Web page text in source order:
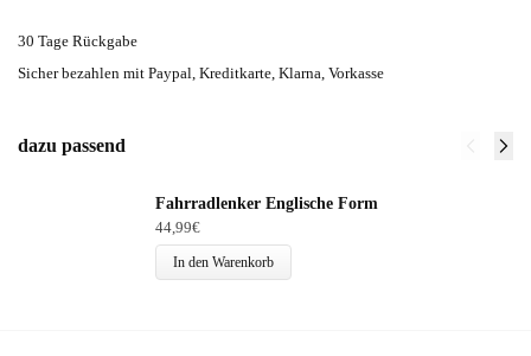
30 Tage Rückgabe
Sicher bezahlen mit Paypal, Kreditkarte, Klarna, Vorkasse
dazu passend
Fahrradlenker Englische Form
44,99€
In den Warenkorb